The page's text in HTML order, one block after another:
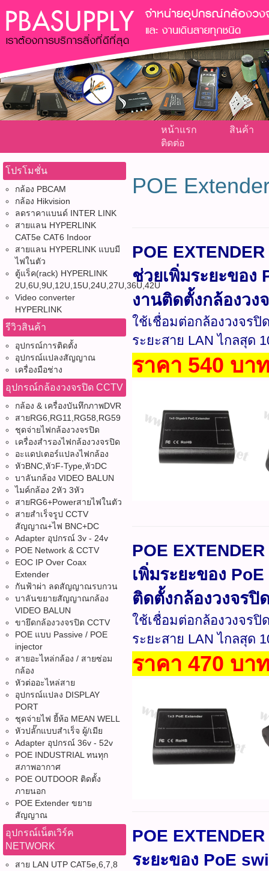
หน้าแรก
สินค้า
ติดต่อ
โปรโมชั่น
กล้อง PBCAM
กล้อง Hikvision
ลดราคาแบนด์ INTER LINK
สายแลน HYPERLINK
CAT5e CAT6 Indoor
สายแลน HYPERLINK แบบมี
ไฟในตัว
ตู้แร็ค(rack) HYPERLINK
2U,6U,9U,12U,15U,24U,27U,36U,42U
Video converter
HYPERLINK
รีวิวสินค้า
อุปกรณ์การติดตั้ง
อุปกรณ์แปลงสัญญาณ
เครื่องมือช่าง
อุปกรณ์กล้องวงจรปิด CCTV
กล้อง & เครื่องบันทึกภาพDVR
สายRG6,RG11,RG58,RG59
ชุดจ่ายไฟกล้องวงจรปิด
เครื่องสำรองไฟกล้องวงจรปิด
อะแดปเตอร์แปลงไฟกล้อง
หัวBNC,หัวF-Type,หัวDC
บาลันกล้อง VIDEO BALUN
ไมค์กล้อง 2หัว 3หัว
สายRG6+Powerสายไฟในตัว
สายสำเร็จรูป CCTV
สัญญาณ+ไฟ BNC+DC
Adapter อุปกรณ์ 3v - 24v
POE Network & CCTV
EOC IP Over Coax
Extender
กันฟ้าผ่า ลดสัญญาณรบกวน
บาลันขยายสัญญาณกล้อง
VIDEO BALUN
ขายึดกล้องวงจรปิด CCTV
POE แบบ Passive / POE
injector
สายอะไหล่กล้อง / สายซ่อม
กล้อง
หัวต่ออะไหล่สาย
อุปกรณ์แปลง DISPLAY
PORT
ชุดจ่ายไฟ ยี้ห้อ MEAN WELL
หัวปลั๊กแบบสำเร็จ ผู้/เมีย
Adapter อุปกรณ์ 36v - 52v
POE INDUSTRIAL ทนทุก
สภาพอากาศ
POE OUTDOOR ติดตั้ง
ภายนอก
POE Extender ขยาย
สัญญาณ
อุปกรณ์เน็ตเวิร์ค
NETWORK
สาย LAN UTP CAT5e,6,7,8
POE
POE
ช่วยเพิ่มระยะของ
งานติดตั้งกล้องวง
ใช้เชื่อมต่อกล้องวงจรปิ
ระยะสาย LAN ไกลสุด
ราคา 540 บา
POE
เพิ่มระยะของ
ติดตั้งกล้องวงจรปิ
ใช้เชื่อมต่อกล้องวงจรปิ
ระยะสาย LAN ไกลสุด
ราคา 470 บา
POE EXTENDER
ระยะของ PoE